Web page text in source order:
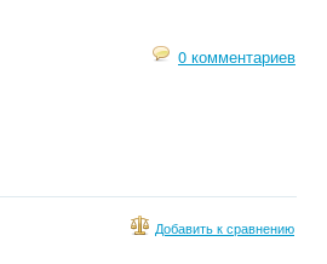
0 комментариев
Добавить к сравнению